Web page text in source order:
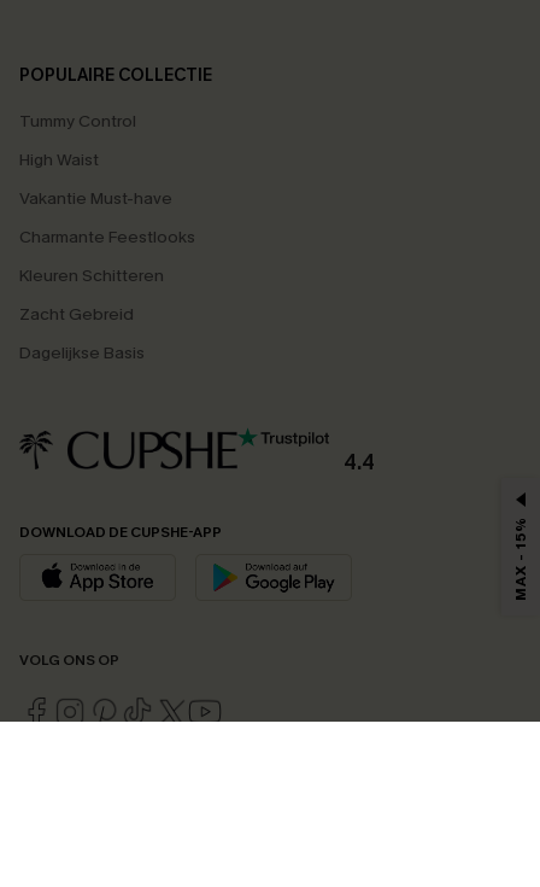
POPULAIRE COLLECTIE
Tummy Control
High Waist
Vakantie Must-have
Charmante Feestlooks
Kleuren Schitteren
Zacht Gebreid
Dagelijkse Basis
4.4
DOWNLOAD DE CUPSHE-APP
VOLG ONS OP
MAX - 15%